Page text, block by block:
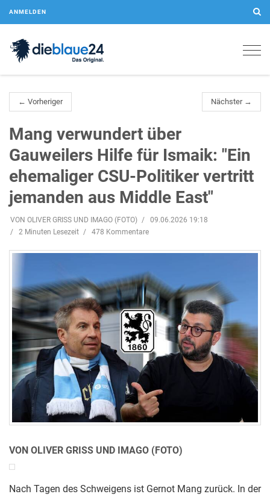
ANMELDEN
← Vorheriger Nächster →
Mang verwundert über
Gauweilers Hilfe für Ismaik: "Ein
ehemaliger CSU-Politiker vertritt
jemanden aus Middle East"
VON OLIVER GRISS UND IMAGO (FOTO)
09.06.2026 19:18
2 Minuten Lesezeit
478 Kommentare
VON OLIVER GRISS UND IMAGO (FOTO)
Nach Tagen des Schweigens ist Gernot Mang zurück. In der